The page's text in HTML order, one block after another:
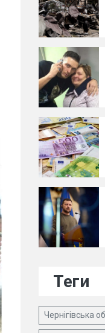
Теги
Чернігівська